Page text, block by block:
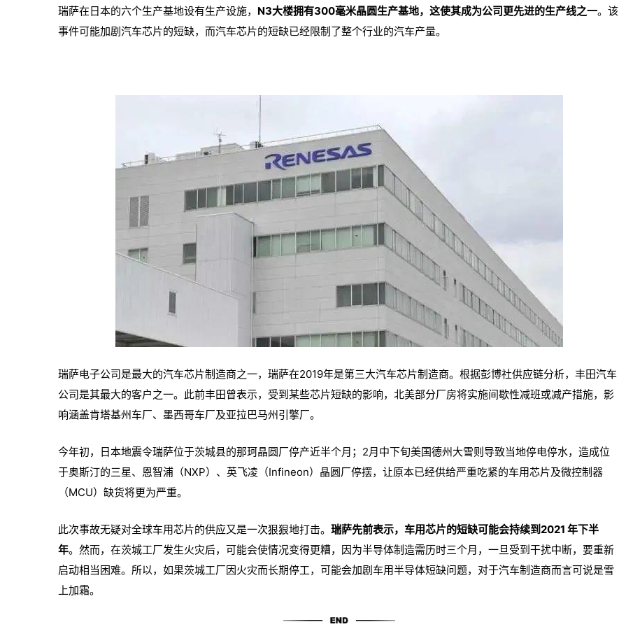
瑞萨在日本的六个生产基地设有生产设施， N3大楼拥有300毫米晶圆生产基地，这使其成为公司更先进的生产线之一。该
事件可能加剧汽车芯片的短缺，而汽车芯片的短缺已经限制了整个行业的汽车产量。
瑞萨电子公司是最大的汽车芯片制造商之一，瑞萨在2019年是第三大汽车芯片制造商。根据彭博社供应链分析，丰田汽车
公司是其最大的客户之一。 此前丰田曾表示，受到某些芯片短缺的影响，北美部分厂房将实施间歇性减班或减产措施，影
响涵盖肯塔基州车厂、墨西哥车厂及亚拉巴马州引擎厂。
今年初，日本地震令瑞萨位于茨城县的那珂晶圆厂停产近半个月；2月中下旬美国德州大雪则导致当地停电停水，造成位
于奥斯汀的三星、恩智浦（NXP）、英飞凌（Infineon）晶圆厂停摆，让原本已经供给严重吃紧的车用芯片及微控制器
（MCU）缺货将更为严重。
此次事故无疑对全球车用芯片的供应又是一次狠狠地打击。瑞萨先前表示，车用芯片的短缺可能会持续到2021 年下半
年。然而，在茨城工厂发生火灾后，可能会使情况变得更糟，因为半导体制造需历时三个月，一旦受到干扰中断，要重新
启动相当困难。所以，如果茨城工厂因火灾而长期停工，可能会加剧车用半导体短缺问题，对于汽车制造商而言可说是雪
上加霜。